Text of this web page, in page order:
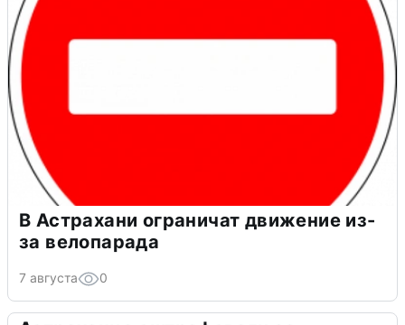
В Астрахани ограничат движение из-
за велопарада
7 августа 0